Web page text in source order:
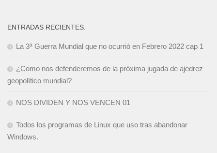
ENTRADAS RECIENTES.
La 3ª Guerra Mundial que no ocurrió en Febrero 2022 cap 1
¿Como nos defenderemos de la próxima jugada de ajedrez
geopolítico mundial?
NOS DIVIDEN Y NOS VENCEN 01
Todos los programas de Linux que uso tras abandonar
Windows.